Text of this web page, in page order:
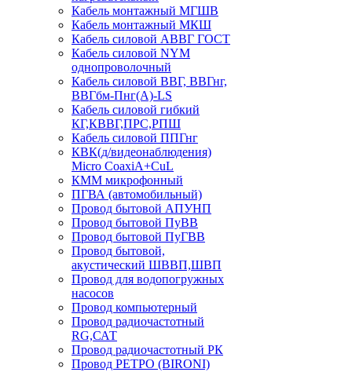
Кабель монтажный МГШВ
Кабель монтажный МКШ
Кабель силовой АВВГ ГОСТ
Кабель силовой NYM
однопроволочный
Кабель силовой ВВГ, ВВГнг,
ВВГбм-Пнг(А)-LS
Кабель силовой гибкий
КГ,КВВГ,ПРС,РПШ
Кабель силовой ППГнг
КВК(д/видеонаблюдения)
Micro CoaxiA+CuL
КММ микрофонный
ПГВА (автомобильный)
Провод бытовой АПУНП
Провод бытовой ПуВВ
Провод бытовой ПуГВВ
Провод бытовой,
акустический ШВВП,ШВП
Провод для водопогружных
насосов
Провод компьютерный
Провод радиочастотный
RG,САТ
Провод радиочастотный РК
Провод РЕТРО (BIRONI)